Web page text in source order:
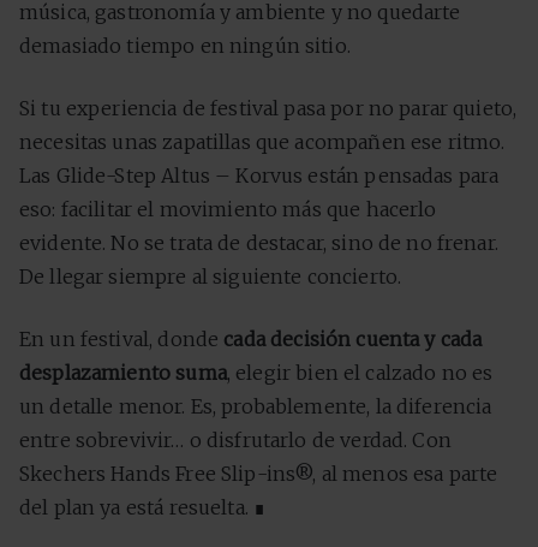
música, gastronomía y ambiente y no quedarte
demasiado tiempo en ningún sitio.
Si tu experiencia de festival pasa por no parar quieto,
necesitas unas zapatillas que acompañen ese ritmo.
Las Glide-Step Altus – Korvus están pensadas para
eso: facilitar el movimiento más que hacerlo
evidente. No se trata de destacar, sino de no frenar.
De llegar siempre al siguiente concierto.
En un festival, donde cada decisión cuenta y cada
desplazamiento suma, elegir bien el calzado no es
un detalle menor. Es, probablemente, la diferencia
entre sobrevivir… o disfrutarlo de verdad. Con
Skechers Hands Free Slip-ins®, al menos esa parte
del plan ya está resuelta. ∎